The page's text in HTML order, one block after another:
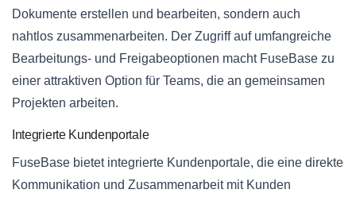
Dokumente erstellen und bearbeiten, sondern auch
nahtlos zusammenarbeiten. Der Zugriff auf umfangreiche
Bearbeitungs- und Freigabeoptionen macht FuseBase zu
einer attraktiven Option für Teams, die an gemeinsamen
Projekten arbeiten.
Integrierte Kundenportale
FuseBase bietet integrierte Kundenportale, die eine direkte
Kommunikation und Zusammenarbeit mit Kunden